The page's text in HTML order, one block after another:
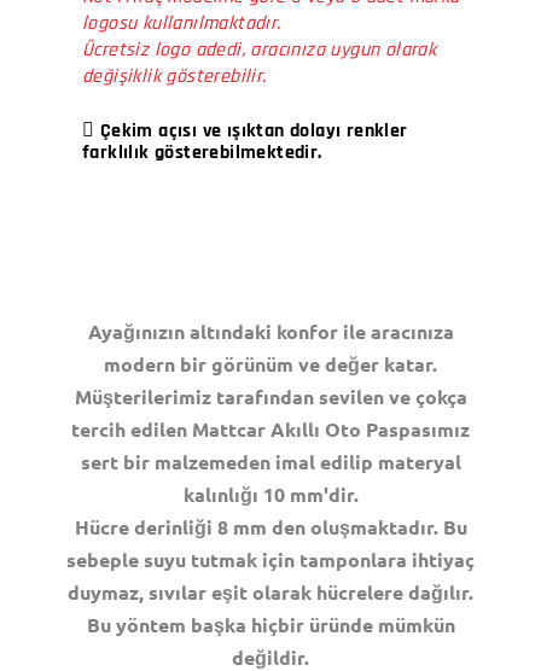
logosu kullanılmaktadır.
Ücretsiz logo adedi, aracınıza uygun olarak
değişiklik gösterebilir.
Çekim açısı ve ışıktan dolayı renkler
farklılık gösterebilmektedir.
Ayağınızın altındaki konfor ile aracınıza
modern bir görünüm ve değer katar.
Müşterilerimiz tarafından sevilen ve çokça
tercih edilen Mattcar Akıllı Oto Paspasımız
sert bir malzemeden imal edilip materyal
kalınlığı 10 mm'dir.
Hücre derinliği 8 mm den oluşmaktadır. Bu
sebeple suyu tutmak için tamponlara ihtiyaç
duymaz, sıvılar eşit olarak hücrelere dağılır.
Bu yöntem başka hiçbir üründe mümkün
değildir.